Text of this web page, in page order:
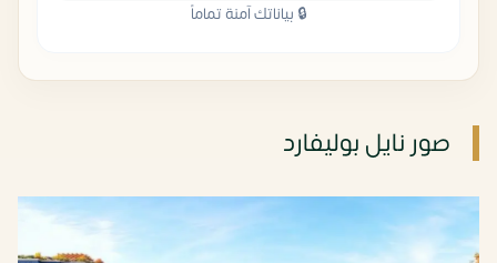
🔒 بياناتك آمنة تماماً
صور نايل بوليفارد